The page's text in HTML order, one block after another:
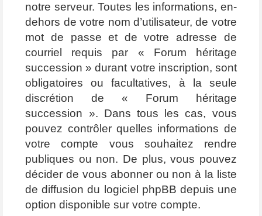
notre serveur. Toutes les informations, en-
dehors de votre nom d’utilisateur, de votre
mot de passe et de votre adresse de
courriel requis par « Forum héritage
succession » durant votre inscription, sont
obligatoires ou facultatives, à la seule
discrétion de « Forum héritage
succession ». Dans tous les cas, vous
pouvez contrôler quelles informations de
votre compte vous souhaitez rendre
publiques ou non. De plus, vous pouvez
décider de vous abonner ou non à la liste
de diffusion du logiciel phpBB depuis une
option disponible sur votre compte.